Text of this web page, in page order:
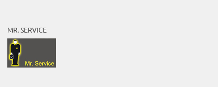
MR. SERVICE